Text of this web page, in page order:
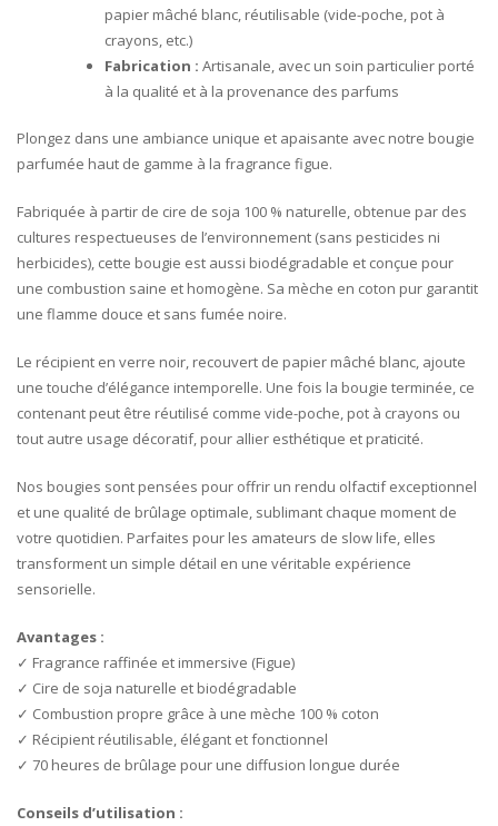
papier mâché blanc, réutilisable (vide-poche, pot à
crayons, etc.)
Fabrication : Artisanale, avec un soin particulier porté
à la qualité et à la provenance des parfums
Plongez dans une ambiance unique et apaisante avec notre bougie
parfumée haut de gamme à la fragrance figue.
Fabriquée à partir de cire de soja 100 % naturelle, obtenue par des
cultures respectueuses de l’environnement (sans pesticides ni
herbicides), cette bougie est aussi biodégradable et conçue pour
une combustion saine et homogène. Sa mèche en coton pur garantit
une flamme douce et sans fumée noire.
Le récipient en verre noir, recouvert de papier mâché blanc, ajoute
une touche d’élégance intemporelle. Une fois la bougie terminée, ce
contenant peut être réutilisé comme vide-poche, pot à crayons ou
tout autre usage décoratif, pour allier esthétique et praticité.
Nos bougies sont pensées pour offrir un rendu olfactif exceptionnel
et une qualité de brûlage optimale, sublimant chaque moment de
votre quotidien. Parfaites pour les amateurs de slow life, elles
transforment un simple détail en une véritable expérience
sensorielle.
Avantages :
✓ Fragrance raffinée et immersive (Figue)
✓ Cire de soja naturelle et biodégradable
✓ Combustion propre grâce à une mèche 100 % coton
✓ Récipient réutilisable, élégant et fonctionnel
✓ 70 heures de brûlage pour une diffusion longue durée
Conseils d’utilisation :